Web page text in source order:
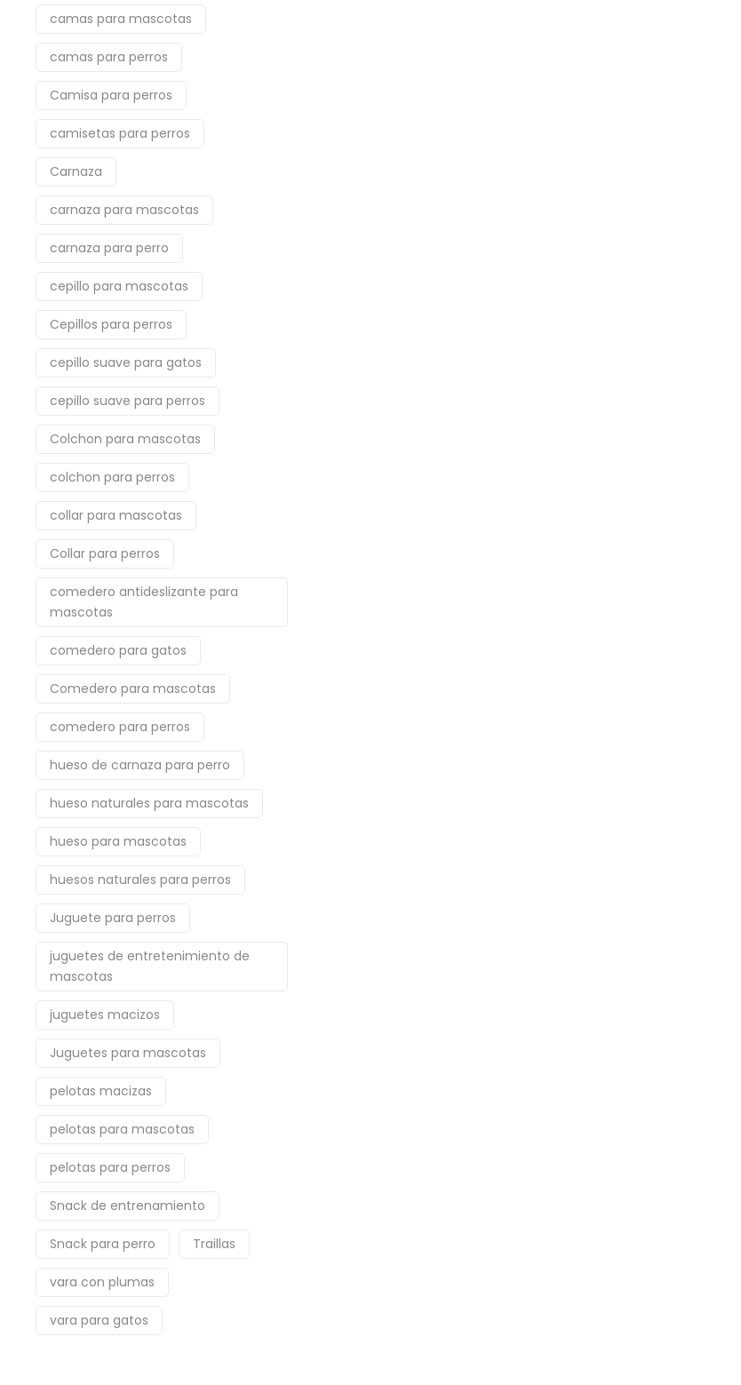
camas para mascotas
camas para perros
Camisa para perros
camisetas para perros
Carnaza
carnaza para mascotas
carnaza para perro
cepillo para mascotas
Cepillos para perros
cepillo suave para gatos
cepillo suave para perros
Colchon para mascotas
colchon para perros
collar para mascotas
Collar para perros
comedero antideslizante para
mascotas
comedero para gatos
Comedero para mascotas
comedero para perros
hueso de carnaza para perro
hueso naturales para mascotas
hueso para mascotas
huesos naturales para perros
Juguete para perros
juguetes de entretenimiento de
mascotas
juguetes macizos
Juguetes para mascotas
pelotas macizas
pelotas para mascotas
pelotas para perros
Snack de entrenamiento
Snack para perro Traillas
vara con plumas
vara para gatos